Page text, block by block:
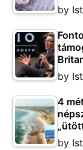
by
by
4
by